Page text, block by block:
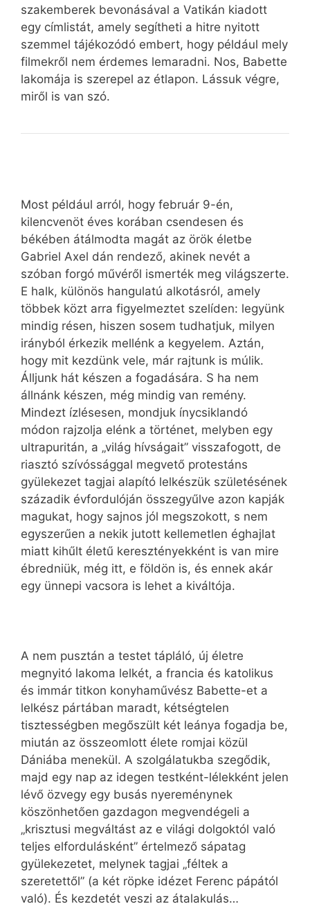
szakemberek bevonásával a Vatikán kiadott
egy címlistát, amely segítheti a hitre nyitott
szemmel tájékozódó embert, hogy például mely
filmekről nem érdemes lemaradni. Nos, Babette
lakomája is szerepel az étlapon. Lássuk végre,
miről is van szó.
Most például arról, hogy február 9-én,
kilencvenöt éves korában csendesen és
békében átálmodta magát az örök életbe
Gabriel Axel dán rendező, akinek nevét a
szóban forgó művéről ismerték meg világszerte.
E halk, különös hangulatú alkotásról, amely
többek közt arra figyelmeztet szelíden: legyünk
mindig résen, hiszen sosem tudhatjuk, milyen
irányból érkezik mellénk a kegyelem. Aztán,
hogy mit kezdünk vele, már rajtunk is múlik.
Álljunk hát készen a fogadására. S ha nem
állnánk készen, még mindig van remény.
Mindezt ízlésesen, mondjuk ínycsiklandó
módon rajzolja elénk a történet, melyben egy
ultrapuritán, a „világ hívságait” visszafogott, de
riasztó szívóssággal megvető protestáns
gyülekezet tagjai alapító lelkészük születésének
századik évfordulóján összegyűlve azon kapják
magukat, hogy sajnos jól megszokott, s nem
egyszerűen a nekik jutott kellemetlen éghajlat
miatt kihűlt életű keresztényekként is van mire
ébredniük, még itt, e földön is, és ennek akár
egy ünnepi vacsora is lehet a kiváltója.
A nem pusztán a testet tápláló, új életre
megnyitó lakoma lelkét, a francia és katolikus
és immár titkon konyhaművész Babette-et a
lelkész pártában maradt, kétségtelen
tisztességben megőszült két leánya fogadja be,
miután az összeomlott élete romjai közül
Dániába menekül. A szolgálatukba szegődik,
majd egy nap az idegen testként-lélekként jelen
lévő özvegy egy busás nyereménynek
köszönhetően gazdagon megvendégeli a
„krisztusi megváltást az e világi dolgoktól való
teljes elfordulásként” értelmező sápatag
gyülekezetet, melynek tagjai „féltek a
szeretettől” (a két röpke idézet Ferenc pápától
való). És kezdetét veszi az átalakulás…